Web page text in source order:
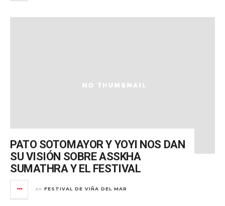
PATO SOTOMAYOR Y YOYI NOS DAN
SU VISIÓN SOBRE ASSKHA
SUMATHRA Y EL FESTIVAL
en FESTIVAL DE VIÑA DEL MAR